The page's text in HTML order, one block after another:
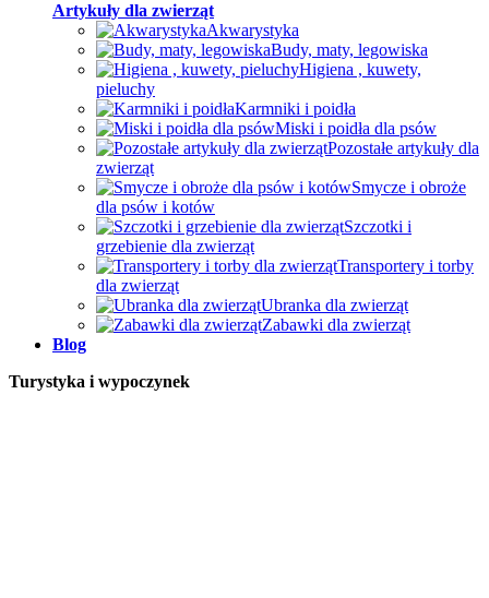
Artykuły dla zwierząt
Akwarystyka
Budy, maty, legowiska
Higiena , kuwety,
pieluchy
Karmniki i poidła
Miski i poidła dla psów
Pozostałe artykuły dla
zwierząt
Smycze i obroże
dla psów i kotów
Szczotki i
grzebienie dla zwierząt
Transportery i torby
dla zwierząt
Ubranka dla zwierząt
Zabawki dla zwierząt
Blog
Turystyka i wypoczynek